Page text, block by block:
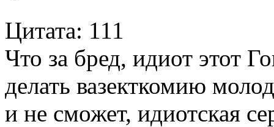
Цитата: 111
Что за бред, идиот этот
делать вазекткомию
и не сможет, идиотская